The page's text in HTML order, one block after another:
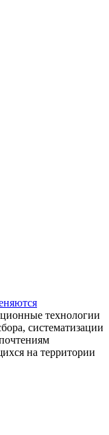
технологии
систематизации
на территории